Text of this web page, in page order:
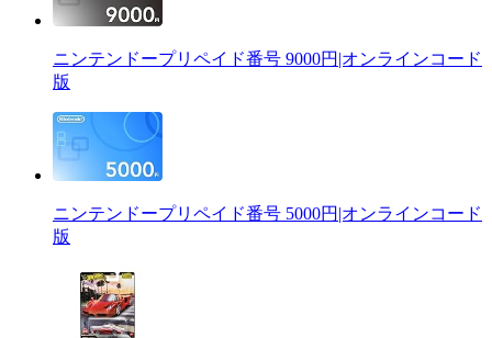
ニンテンドープリペイド番号 9000円|オンラインコード
版
ニンテンドープリペイド番号 5000円|オンラインコード
版